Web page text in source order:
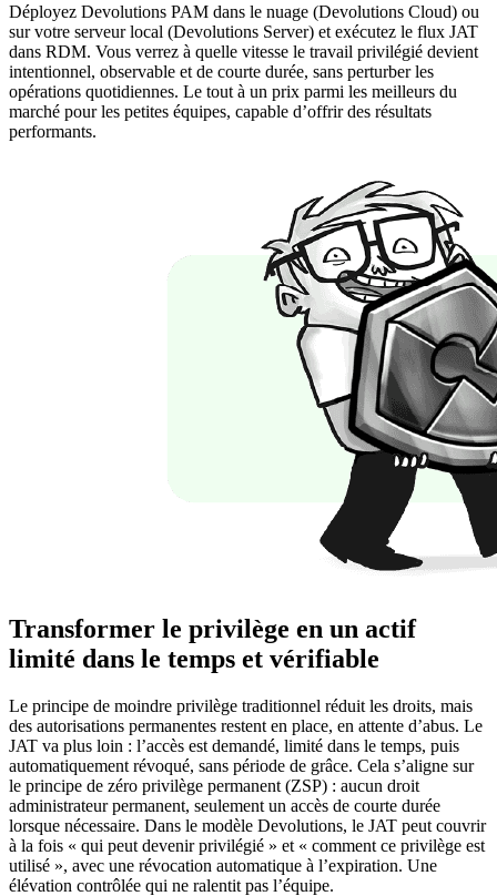
Déployez Devolutions PAM dans le nuage (Devolutions Cloud) ou
sur votre serveur local (Devolutions Server) et exécutez le flux JAT
dans RDM. Vous verrez à quelle vitesse le travail privilégié devient
intentionnel, observable et de courte durée, sans perturber les
opérations quotidiennes. Le tout à un prix parmi les meilleurs du
marché pour les petites équipes, capable d’offrir des résultats
performants.
Transformer le privilège en un actif
limité dans le temps et vérifiable
Le principe de moindre privilège traditionnel réduit les droits, mais
des autorisations permanentes restent en place, en attente d’abus. Le
JAT va plus loin : l’accès est demandé, limité dans le temps, puis
automatiquement révoqué, sans période de grâce. Cela s’aligne sur
le principe de zéro privilège permanent (ZSP) : aucun droit
administrateur permanent, seulement un accès de courte durée
lorsque nécessaire. Dans le modèle Devolutions, le JAT peut couvrir
à la fois « qui peut devenir privilégié » et « comment ce privilège est
utilisé », avec une révocation automatique à l’expiration. Une
élévation contrôlée qui ne ralentit pas l’équipe.